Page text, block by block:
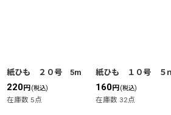
紙ひも ２０号 5m
220円 (税込)
在庫数 5点
紙ひも １０号 ５
160円 (税込)
在庫数 32点